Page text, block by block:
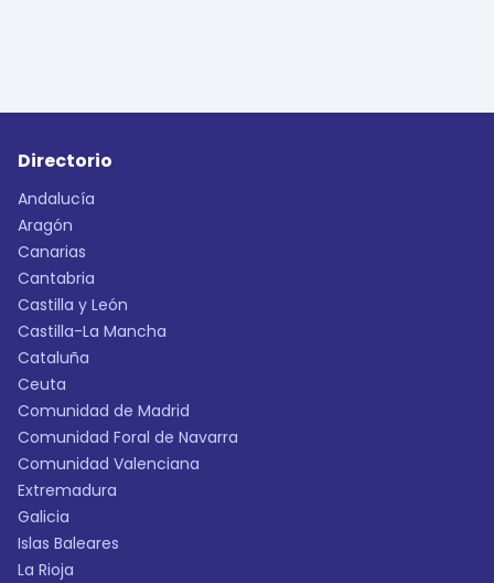
Directorio
Andalucía
Aragón
Canarias
Cantabria
Castilla y León
Castilla-La Mancha
Cataluña
Ceuta
Comunidad de Madrid
Comunidad Foral de Navarra
Comunidad Valenciana
Extremadura
Galicia
Islas Baleares
La Rioja